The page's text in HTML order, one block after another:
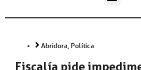
Abridora Política
Fiscalía pide